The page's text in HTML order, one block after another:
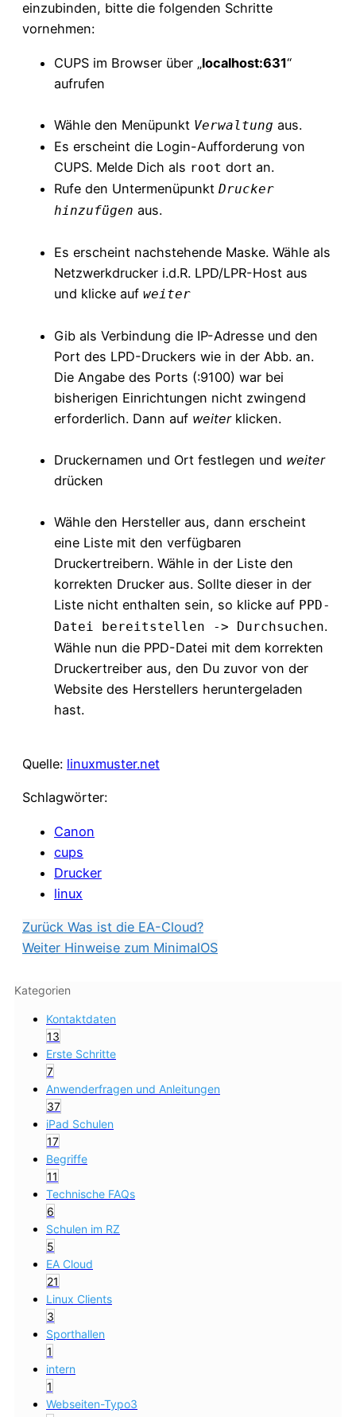
einzubinden, bitte die folgenden Schritte
vornehmen:
CUPS im Browser über „localhost:631“
aufrufen
Wähle den Menüpunkt Verwaltung aus.
Es erscheint die Login-Aufforderung von
CUPS. Melde Dich als root dort an.
Rufe den Untermenüpunkt Drucker
hinzufügen aus.
Es erscheint nachstehende Maske. Wähle als
Netzwerkdrucker i.d.R. LPD/LPR-Host aus
und klicke auf weiter
Gib als Verbindung die IP-Adresse und den
Port des LPD-Druckers wie in der Abb. an.
Die Angabe des Ports (:9100) war bei
bisherigen Einrichtungen nicht zwingend
erforderlich. Dann auf weiter klicken.
Druckernamen und Ort festlegen und weiter
drücken
Wähle den Hersteller aus, dann erscheint
eine Liste mit den verfügbaren
Druckertreibern. Wähle in der Liste den
korrekten Drucker aus. Sollte dieser in der
Liste nicht enthalten sein, so klicke auf PPD-
Datei bereitstellen -> Durchsuchen.
Wähle nun die PPD-Datei mit dem korrekten
Druckertreiber aus, den Du zuvor von der
Website des Herstellers heruntergeladen
hast.
Quelle: linuxmuster.net
Schlagwörter:
Canon
cups
Drucker
linux
Zurück Was ist die EA-Cloud?
Weiter Hinweise zum MinimalOS
Kategorien
Kontaktdaten
13
Erste Schritte
7
Anwenderfragen und Anleitungen
37
iPad Schulen
17
Begriffe
11
Technische FAQs
6
Schulen im RZ
5
EA Cloud
21
Linux Clients
3
Sporthallen
1
intern
1
Webseiten-Typo3